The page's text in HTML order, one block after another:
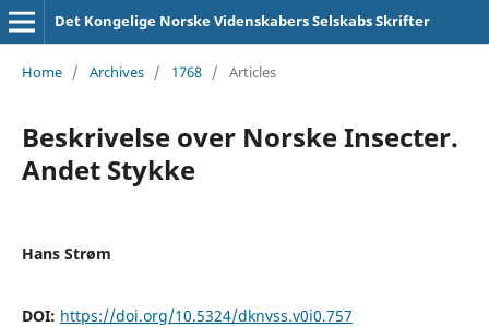
Det Kongelige Norske Videnskabers Selskabs Skrifter
Home / Archives / 1768 / Articles
Beskrivelse over Norske Insecter.
Andet Stykke
Hans Strøm
DOI: https://doi.org/10.5324/dknvss.v0i0.757